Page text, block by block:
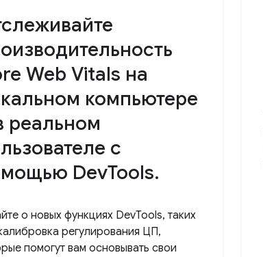
Web Vitals на
компьютере
реальном
с
DevTools.
о новых функциях DevTools, таких
регулирования ЦП,
помогут вам основывать свои